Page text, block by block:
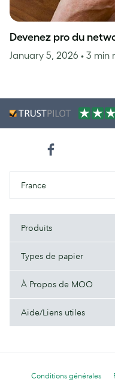
Devenez pro du
January 5, 2026 • 3 min
France
Produits
Types de papier
À Propos de MOO
Aide/Liens utiles
Conditions générales